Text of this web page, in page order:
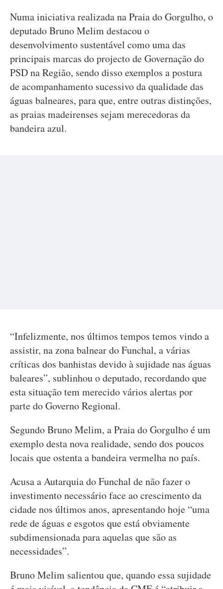
Numa iniciativa realizada na Praia do Gorgulho, o
deputado Bruno Melim destacou o
desenvolvimento sustentável como uma das
principais marcas do projecto de Governação do
PSD na Região, sendo disso exemplos a postura
de acompanhamento sucessivo da qualidade das
águas balneares, para que, entre outras distinções,
as praias madeirenses sejam merecedoras da
bandeira azul.
“Infelizmente, nos últimos tempos temos vindo a
assistir, na zona balnear do Funchal, a várias
críticas dos banhistas devido à sujidade nas águas
baleares”, sublinhou o deputado, recordando que
esta situação tem merecido vários alertas por
parte do Governo Regional.
Segundo Bruno Melim, a Praia do Gorgulho é um
exemplo desta nova realidade, sendo dos poucos
locais que ostenta a bandeira vermelha no país.
Acusa a Autarquia do Funchal de não fazer o
investimento necessário face ao crescimento da
cidade nos últimos anos, apresentando hoje “uma
rede de águas e esgotos que está obviamente
subdimensionada para aquelas que são as
necessidades”.
Bruno Melim salientou que, quando essa sujidade